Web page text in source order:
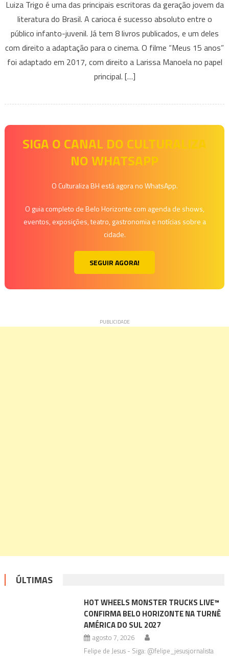
caixinha
mágica
–
Luiza
Trigo
Luiza Trigo é uma das principais escritoras da geração jovem da
literatura do Brasil. A carioca é sucesso absoluto entre o
público infanto-juvenil. Já tem 8 livros publicados, e um deles
com direito a adaptação para o cinema. O filme “Meus 15 anos”
foi adaptado em 2017, com direito a Larissa Manoela no papel
principal. […]
SIGA O CANAL DO CULTURALIZA
NO WHATSAPP
O Culturaliza BH está agora no WhatsApp.
O guia completo de Belo Horizonte com agenda de shows,
eventos, exposições, teatro, gastronomia e notícias sobre a
cidade.
SEGUIR AGORA!
ÚLTIMAS
HOT WHEELS MONSTER TRUCKS LIVE™
CONFIRMA BELO HORIZONTE NA TURNÊ
AMÉRICA DO SUL 2027
agosto 7, 2026
Felipe de Jesus - Siga: @felipe_jesusjornalista